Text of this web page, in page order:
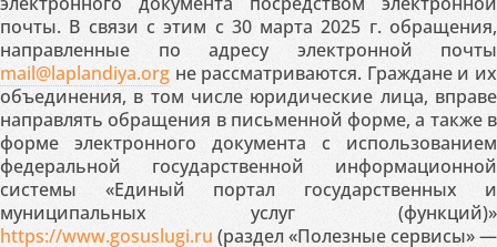
почты. В связи с этим с 30 марта 2025 г. обращения,
направленные по адресу электронной почты
mail@laplandiya.org не рассматриваются. Граждане и их
объединения, в том числе юридические лица, вправе
направлять обращения в письменной форме, а также в
форме электронного документа с использованием
федеральной государственной информационной
системы «Единый портал государственных и
муниципальных услуг (функций)»
https://www.gosuslugi.ru (раздел «Полезные сервисы» —